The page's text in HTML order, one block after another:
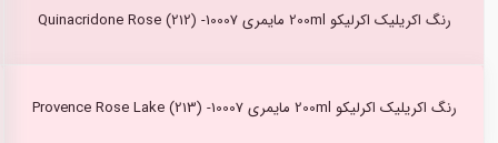
رنگ اکریلیک اکرلیکو 200ml مایمری Quinacridone Rose (212) -10007
رنگ اکریلیک اکرلیکو 200ml مایمری Provence Rose Lake (213) -10007